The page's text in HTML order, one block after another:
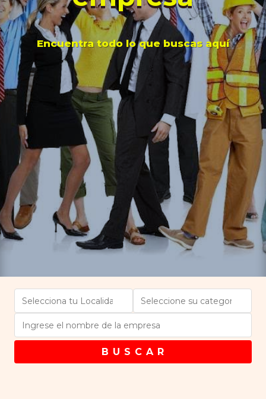
Encuentra todo lo que buscas aquí
B U S C A R